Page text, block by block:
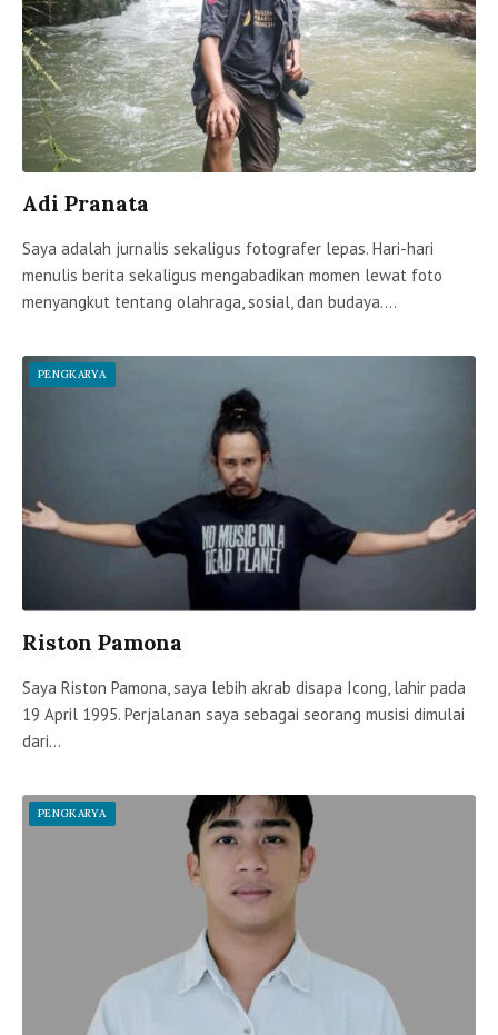
Adi Pranata
Saya adalah jurnalis sekaligus fotografer lepas. Hari-hari
menulis berita sekaligus mengabadikan momen lewat foto
menyangkut tentang olahraga, sosial, dan budaya.…
PENGKARYA
Riston Pamona
Saya Riston Pamona, saya lebih akrab disapa Icong, lahir pada
19 April 1995. Perjalanan saya sebagai seorang musisi dimulai
dari…
PENGKARYA